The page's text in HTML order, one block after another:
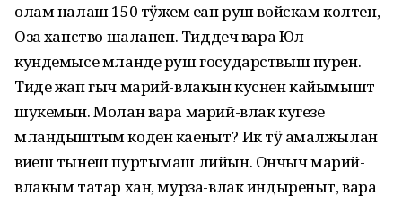
олам налаш 150 тӱжем еҥан руш войскам колтен,
Озаҥ ханство шаланен. Тиддеч вара Юл
кундемысе мланде руш государствыш пурен.
Тиде жап гыч марий-влакын куснен кайымышт
шукемын. Молан вара марий-влак кугезе
мландыштым коден каеныт? Ик тӱҥ амалжылан
виеш тынеш пуртымаш лийын. Ончыч марий-
влакым татар хан, мурза-влак индыреныт, вара